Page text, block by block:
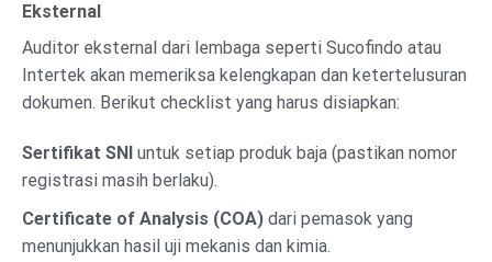
Eksternal
Auditor eksternal dari lembaga seperti Sucofindo atau
Intertek akan memeriksa kelengkapan dan ketertelusuran
dokumen. Berikut checklist yang harus disiapkan:
Sertifikat SNI untuk setiap produk baja (pastikan nomor
registrasi masih berlaku).
Certificate of Analysis (COA) dari pemasok yang
menunjukkan hasil uji mekanis dan kimia.